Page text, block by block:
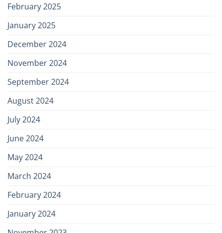
February 2025
January 2025
December 2024
November 2024
September 2024
August 2024
July 2024
June 2024
May 2024
March 2024
February 2024
January 2024